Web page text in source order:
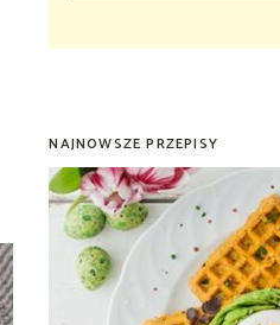
NAJNOWSZE PRZEPISY